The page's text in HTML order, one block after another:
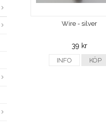
Wire - silver
39 kr
INFO KÖP